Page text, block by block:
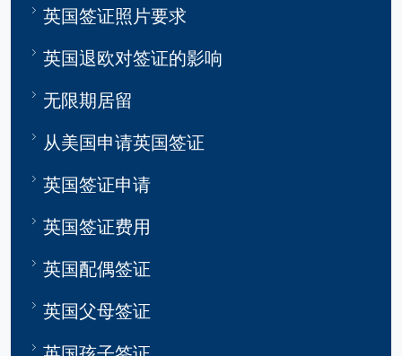
英国签证照片要求
英国退欧对签证的影响
无限期居留
从美国申请英国签证
英国签证申请
英国签证费用
英国配偶签证
英国父母签证